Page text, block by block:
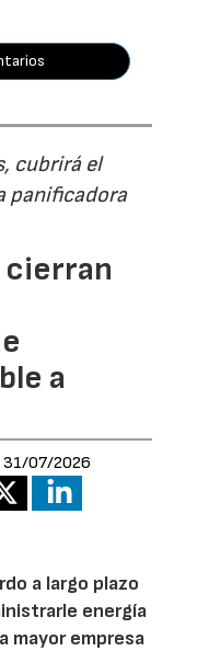
cubrirá el
panificadora
cierran
a
31/07/2026
a largo plazo
energía
mayor empresa